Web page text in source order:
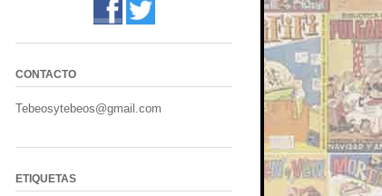
CONTACTO
Tebeosytebeos@gmail.com
ETIQUETAS